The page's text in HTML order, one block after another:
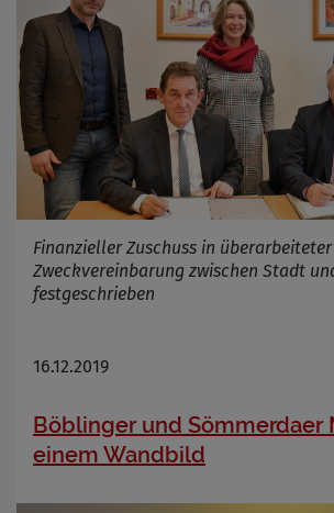
Finanzieller Zuschuss in überarbeiteter
Zweckvereinbarung zwischen Stadt
festgeschrieben
16.12.2019
Böblinger und Sömmerdaer
einem Wandbild
Cookie Name
Cookie Laufzeit
Infos schließen